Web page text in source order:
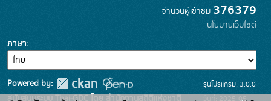
จำนวนผู้เข้าชม 376379
นโยบายเว็บไซต์
ภาษา
Powered by:
สนับสนุนระบบ Thai-GDC โดย สำนักงานสถิติแห่งชาติ
รุ่นโปรแกรม: 3.0.0
วันที่: 2025-05-